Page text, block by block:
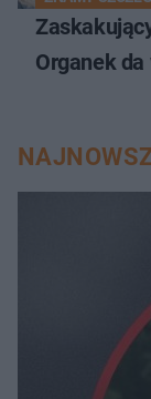
Organek